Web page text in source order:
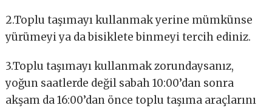
2.Toplu taşımayı kullanmak yerine mümkünse
yürümeyi ya da bisiklete binmeyi tercih ediniz.
3.Toplu taşımayı kullanmak zorundaysanız,
yoğun saatlerde değil sabah 10:00’dan sonra
akşam da 16:00’dan önce toplu taşıma araçlarını